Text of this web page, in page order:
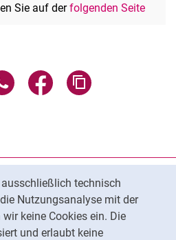
technisch
Nutzungsanalyse mit der
keine Cookies ein. Die
und erlaubt keine
Sie auf derfolgenden Seite
über E-Mail teilen
Seite über WhatsApp teilen
Seite über Facebook